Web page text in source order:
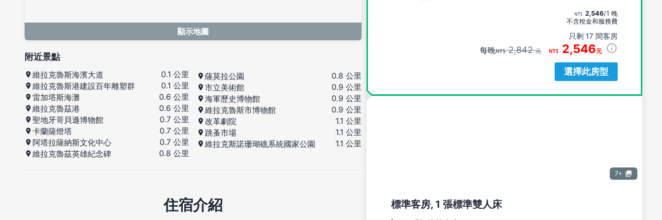
2,546/1 晚
不含稅金和服務費
只剩 17 間客房
每晚 2,842元 2,546元
選擇此房型
7+
標準客房, 1 張標準雙人床
顯示地圖
附近景點
維拉克魯斯海濱大道
0.1 公里
維拉克魯斯港建設百年雕塑群
0.1 公里
雷加塔斯海灘
0.6 公里
維拉克魯茲港
0.6 公里
聖地牙哥貝遜博物館
0.7 公里
卡蘭薩燈塔
0.7 公里
阿塔拉薩納斯文化中心
0.7 公里
維拉克魯茲英雄紀念碑
0.8 公里
薩莫拉公園
0.8 公里
市立美術館
0.9 公里
海軍歷史博物館
0.9 公里
維拉克魯斯市博物館
0.9 公里
改革劇院
1.1 公里
跳蚤市場
1.1 公里
維拉克斯諾珊瑚礁系統國家公園
1.1 公里
住宿介紹